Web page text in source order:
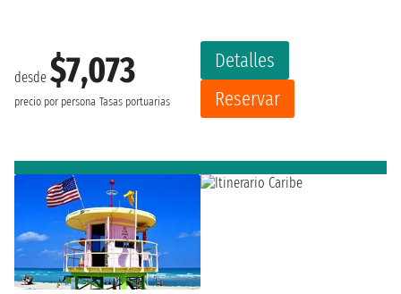
desde $7,073
precio por persona Tasas portuarias
Detalles
Reservar